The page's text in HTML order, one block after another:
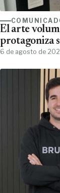
El arte
protagoniza
6 de agosto de